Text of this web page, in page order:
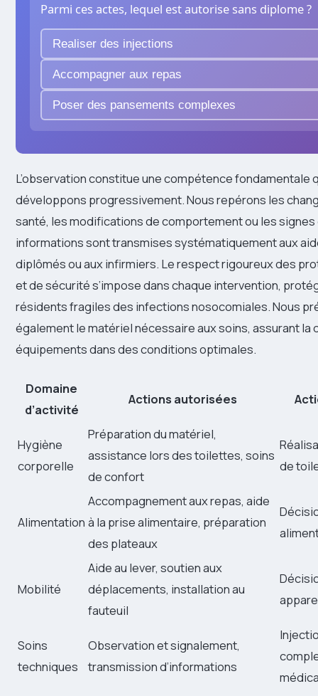
Parmi ces actes, lequel est autorise sans diplome ?
Realiser des injections
Accompagner aux repas
Poser des pansements complexes
L’observation constitue une compétence fondamentale
développons progressivement. Nous repérons les
santé, les modifications de comportement ou les signes
informations sont transmises systématiquement aux
diplômés ou aux infirmiers. Le respect rigoureux des
et de sécurité s’impose dans chaque intervention,
résidents fragiles des infections nosocomiales. Nous
également le matériel nécessaire aux soins, assurant la
équipements dans des conditions optimales.
Domaine
d’activité
Actions autorisées
Hygiène
corporelle
Préparation du matériel,
assistance lors des toilettes, soins
de confort
de
Alimentation
Accompagnement aux repas, aide
à la prise alimentaire, préparation
des plateaux
Mobilité
Aide au lever, soutien aux
déplacements, installation au
fauteuil
Soins
techniques
Observation et signalement,
transmission d’informations